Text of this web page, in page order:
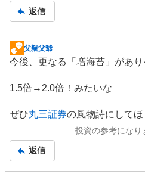
返信
掲
示
記
父親父爺
今後、更なる「増海苔」があり
1.5倍→2.0倍！みたいな
ぜひ丸三証券の風物詩にしてほ
投資の参考になり
返信